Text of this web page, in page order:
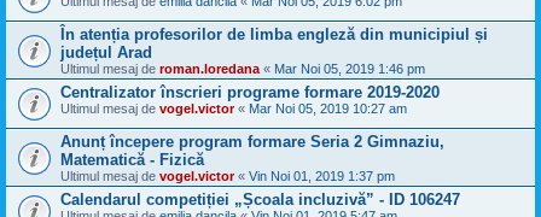
În atenția profesorilor de limba engleză din municipiul și
județul Arad
Ultimul mesaj de roman.loredana « Mar Noi 05, 2019 1:46 pm
Centralizator înscrieri programe formare 2019-2020
Ultimul mesaj de vogel.victor« Mar Noi 05, 2019 10:27 am
Anunț începere program formare Seria 2 Gimnaziu,
Matematică - Fizică
Ultimul mesaj de vogel.victor« Vin Noi 01, 2019 1:37 pm
Calendarul competiției „Școala incluzivă” - ID 106247